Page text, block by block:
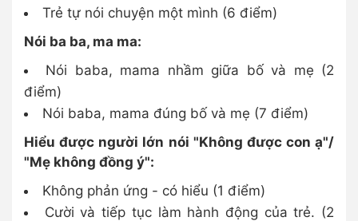
Trẻ tự nói chuyện một mình (6 điểm)
Nói ba ba, ma ma:
Nói baba, mama nhầm giữa bố và mẹ (2
điểm)
Nói baba, mama đúng bố và mẹ (7 điểm)
Hiểu được người lớn nói "Không được con ạ"/
"Mẹ không đồng ý":
Không phản ứng - có hiểu (1 điểm)
Cười và tiếp tục làm hành động của trẻ. (2